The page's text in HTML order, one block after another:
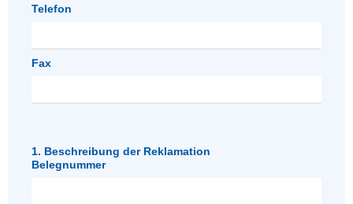
Telefon
Fax
1. Beschreibung der Reklamation
Belegnummer